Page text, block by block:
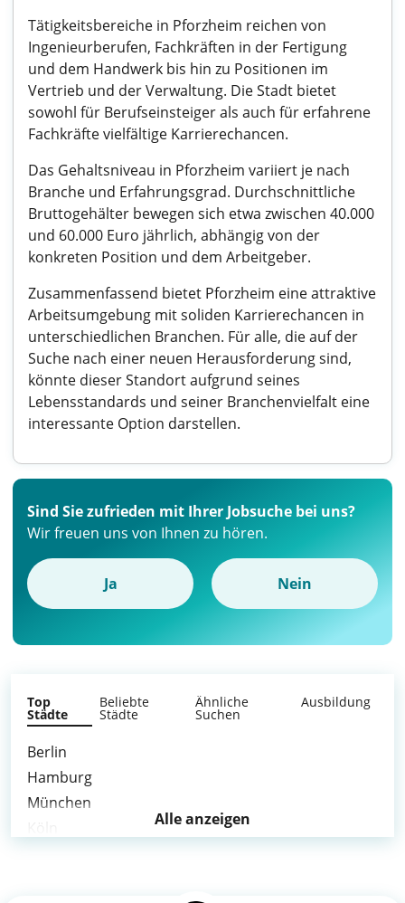
Tätigkeitsbereiche in Pforzheim reichen von
Ingenieurberufen, Fachkräften in der Fertigung
und dem Handwerk bis hin zu Positionen im
Vertrieb und der Verwaltung. Die Stadt bietet
sowohl für Berufseinsteiger als auch für erfahrene
Fachkräfte vielfältige Karrierechancen.
Das Gehaltsniveau in Pforzheim variiert je nach
Branche und Erfahrungsgrad. Durchschnittliche
Bruttogehälter bewegen sich etwa zwischen 40.000
und 60.000 Euro jährlich, abhängig von der
konkreten Position und dem Arbeitgeber.
Zusammenfassend bietet Pforzheim eine attraktive
Arbeitsumgebung mit soliden Karrierechancen in
unterschiedlichen Branchen. Für alle, die auf der
Suche nach einer neuen Herausforderung sind,
könnte dieser Standort aufgrund seines
Lebensstandards und seiner Branchenvielfalt eine
interessante Option darstellen.
Sind Sie zufrieden mit Ihrer Jobsuche bei uns?
Wir freuen uns von Ihnen zu hören.
Ja Nein
Top
Städte
Beliebte
Städte
Ähnliche
Suchen
Ausbildung
Berlin
Hamburg
München
Alle anzeigen